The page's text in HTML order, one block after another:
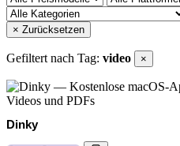
× Zurücksetzen
Gefiltert nach Tag: video ×
Dinky